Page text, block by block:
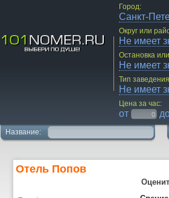
Город:
Санкт-
Округ или
Не имеет
Остановка
Не имеет
Тип заведения
Не имеет
Цена за час:
от
Название:
Отель Попов